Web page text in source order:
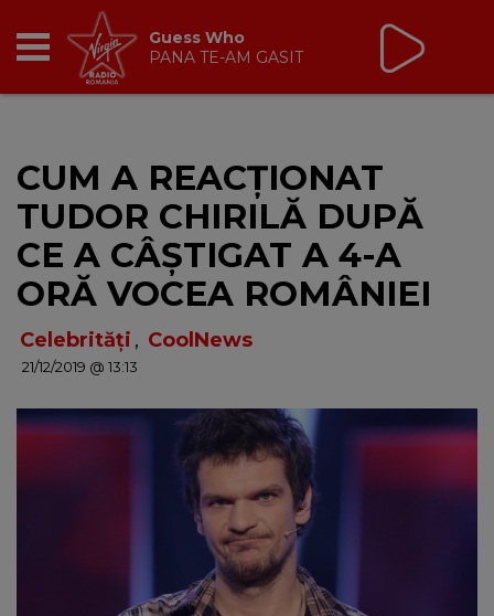
BREAKFAST
TIC TALK
CÂȘTIGĂ
HOT 30
DANCEFLOOR CHART
Virgin Radio Drive Time
cu Silviu Andrei
16:00 - 19:00
CUM A REACȚIONAT
TUDOR CHIRILĂ DUPĂ
CE A CÂȘTIGAT A 4-A
ORĂ VOCEA ROMÂNIEI
Celebrități , CoolNews
21/12/2019 @ 13:13